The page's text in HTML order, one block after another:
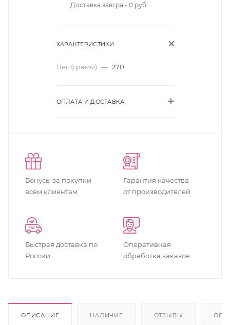
Доставка завтра - 0 руб.
ХАРАКТЕРИСТИКИ
Вес (грамм) — 270
ОПЛАТА И ДОСТАВКА
Бонусы за покупки
всем клиентам
Гарантия качества
от производителей
Быстрая доставка по
России
Оперативная
обработка заказов
ОПИСАНИЕ НАЛИЧИЕ ОТЗЫВЫ